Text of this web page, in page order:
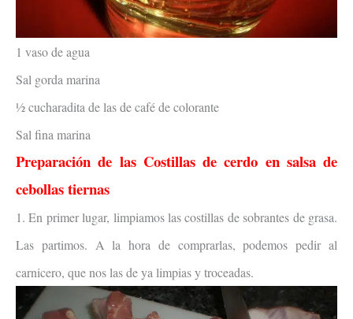
1 vaso de agua
Sal gorda marina
½ cucharadita de las de café de colorante
Sal fina marina
Preparación de las Costillas de cerdo en salsa de
cebollas tiernas
1. En primer lugar, limpiamos las costillas de sobrantes de grasa.
Las partimos. A la hora de comprarlas, podemos pedir al
carnicero, que nos las de ya limpias y troceadas.